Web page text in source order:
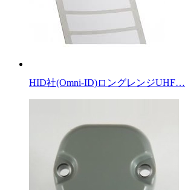
HID社(Omni-ID)ロングレンジUHF…